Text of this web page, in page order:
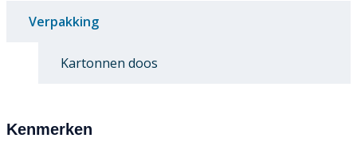
Verpakking
Kartonnen doos
Kenmerken